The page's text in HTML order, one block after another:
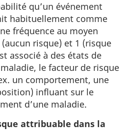
qu’un événement
habituellement comme
fréquence au moyen
risque) et 1 (risque
associé à des états de
le facteur de risque
un comportement, une
influant sur le
d’une maladie.
attribuable dans la